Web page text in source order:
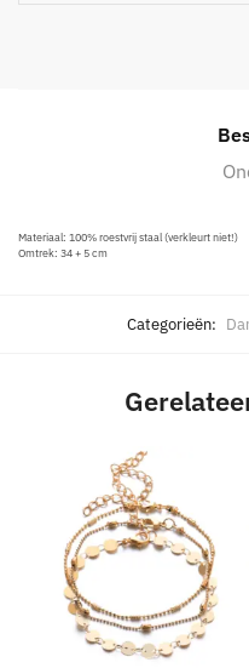
Materiaal: 100% roestvrij staal (verkleurt niet!)
Omtrek: 34 + 5 cm
Categorieën: